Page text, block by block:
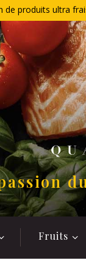
de produits ultra
Fruits